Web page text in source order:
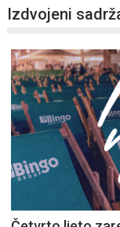
Izdvojeni